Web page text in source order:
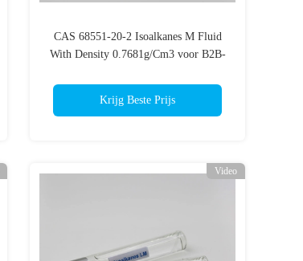
CAS 68551-20-2 Isoalkanes M Fluid
With Density 0.7681g/Cm3 voor B2B-
Krijg Beste Prijs
Video